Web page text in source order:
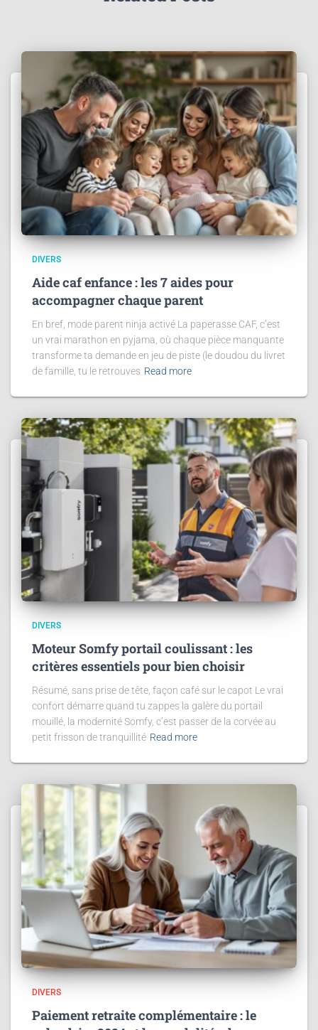
DIVERS
Aide caf enfance : les 7 aides pour
accompagner chaque parent
En bref, mode parent ninja activé La paperasse CAF, c’est
un vrai marathon en pyjama, où chaque pièce manquante
transforme ta demande en jeu de piste (le doudou du livret
de famille, tu le retrouves Read more
DIVERS
Moteur Somfy portail coulissant : les
critères essentiels pour bien choisir
Résumé, sans prise de tête, façon café sur le capot Le vrai
confort démarre quand tu zappes la galère du portail
mouillé, la modernité Somfy, c’est passer de la corvée au
petit frisson de tranquillité Read more
DIVERS
Paiement retraite complémentaire : le